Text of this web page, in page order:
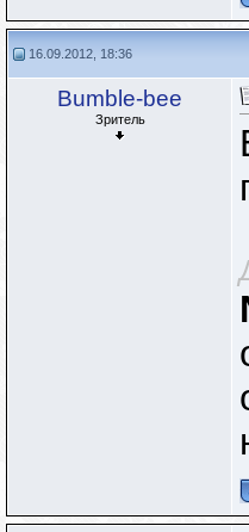
16.09.2012, 18:36
Bumble-bee
Зритель